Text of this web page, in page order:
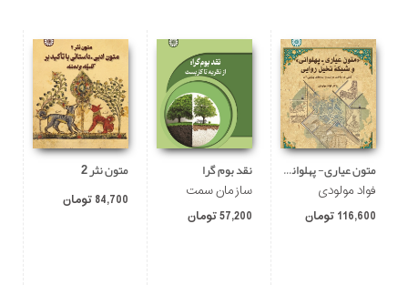
متون عیاری- پهلوانی و شبکه تخیل روایی
فواد مولودی
116,600 تومان
نقد بوم گرا
سازمان سمت
57,200 تومان
متون نثر 2
84,700 تومان